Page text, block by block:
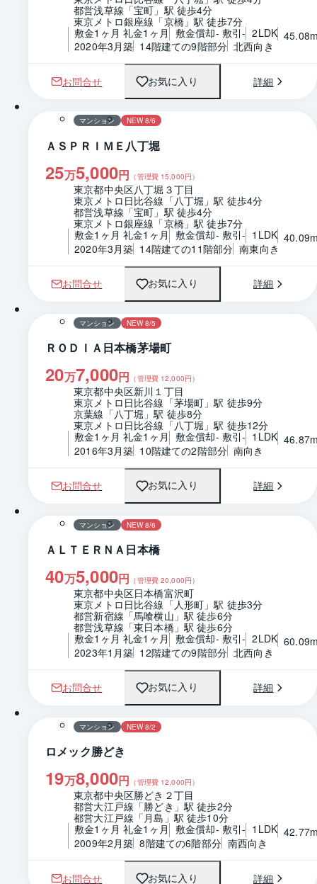
都営浅草線「宝町」駅 徒歩4分
東京メトロ銀座線「京橋」駅 徒歩7分
敷金1ヶ月 礼金1ヶ月 敷金償却- 敷引- 2LDK
2020年3月築 14階建ての9階部分 北西向き
お問合せ お気に入り 詳細
1 / 0 間取り
マンション NEW 8/6
ＡＳＰＲＩＭＥ八丁堀
25万5,000円 （管理費 15,000円）
東京都中央区八丁堀３丁目
東京メトロ日比谷線「八丁堀」駅 徒歩4分
都営浅草線「宝町」駅 徒歩4分
東京メトロ銀座線「京橋」駅 徒歩7分
敷金1ヶ月 礼金1ヶ月 敷金償却- 敷引- 1LDK
2020年3月築 14階建ての11階部分 南東向き
お問合せ お気に入り 詳細
1 / 0 間取り
マンション NEW 8/5
ＲＯＤＩＡ日本橋茅場町
20万7,000円 （管理費 12,000円）
東京都中央区新川１丁目
東京メトロ日比谷線「茅場町」駅 徒歩9分
京葉線「八丁堀」駅 徒歩8分
東京メトロ日比谷線「八丁堀」駅 徒歩12分
敷金1ヶ月 礼金1ヶ月 敷金償却- 敷引- 1LDK
2016年3月築 10階建ての2階部分 南向き
お問合せ お気に入り 詳細
1 / 0 間取り
マンション NEW 8/6
ＡＬＴＥＲＮＡ日本橋
40万5,000円 （管理費20,000円）
東京都中央区日本橋富沢町
東京メトロ日比谷線「人形町」駅 徒歩3分
都営新宿線「馬喰横山」駅 徒歩6分
都営浅草線「東日本橋」駅 徒歩6分
敷金1ヶ月 礼金1ヶ月 敷金償却- 敷引- 2LDK
2023年1月築 12階建ての9階部分 北西向き
お問合せ お気に入り 詳細
1 / 0 間取り
マンション NEW 8/2
ロメック勝どき
19万8,000円 （管理費 12,000円）
東京都中央区勝どき２丁目
都営大江戸線「勝どき」駅 徒歩2分
都営大江戸線「月島」駅 徒歩10分
敷金1ヶ月 礼金1ヶ月 敷金償却- 敷引- 1LDK
2009年2月築 8階建ての6階部分 南西向き
お問合せ お気に入り 詳細